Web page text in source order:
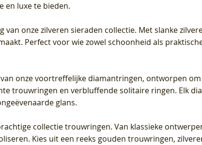
en luxe te bieden.
van onze zilveren sieraden collectie. Met slanke
Perfect voor wie zowel schoonheid als
onze voortreffelijke diamantringen, ontworpen
trouwringen en verbluffende solitaire ringen. Elk
glans.
collectie trouwringen. Van klassieke
Kies uit een reeks gouden trouwringen,